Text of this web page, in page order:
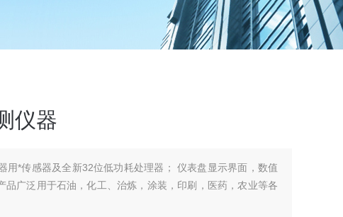
仪器
用*传感器及全新32位低功耗处理器； 仪表盘显示界面，数值
品广泛用于石油，化工、治炼，涂装，印刷，医药，农业等各